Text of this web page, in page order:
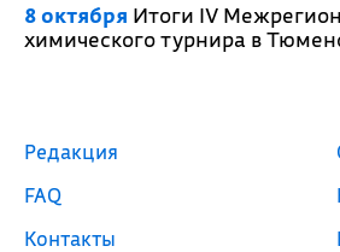
8 октября Итоги IV
химического турнира в
Редакция
FAQ
Контакты